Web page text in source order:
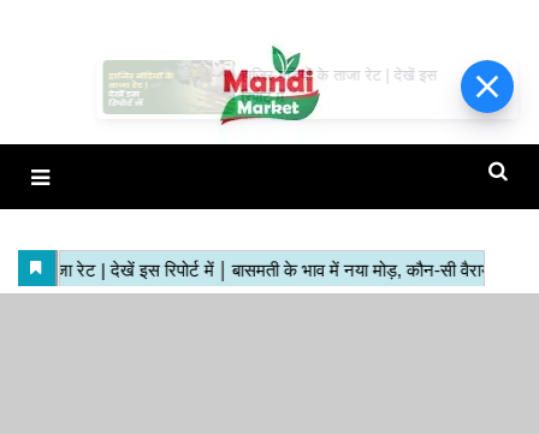
हाजिर मंडियों के ताजा रेट | देखें इस
रिपोर्ट में